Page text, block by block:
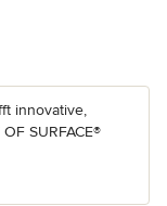
innovative,
SURFACE®